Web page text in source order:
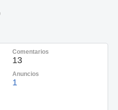
Comentarios
13
Anuncios
1